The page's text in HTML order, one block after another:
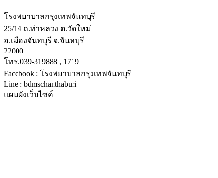
โรงพยาบาลกรุงเทพจันทบุรี
25/14 ถ.ท่าหลวง ต.วัดใหม่
อ.เมืองจันทบุรี จ.จันทบุรี
22000
โทร.039-319888 , 1719
Facebook : โรงพยาบาลกรุงเทพจันทบุรี
Line : bdmschanthaburi
แผนผังเว็บไซค์